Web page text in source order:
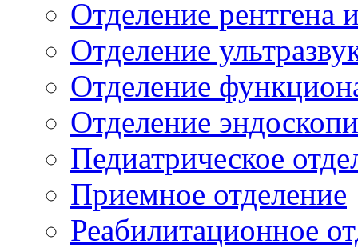
Отделение рентгена
Отделение
Отделение
Отделение
Педиатрическое
Приемное отделение
Реабилитационное